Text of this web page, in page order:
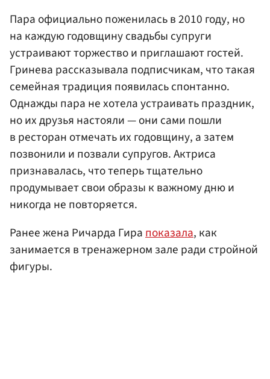
Пара официально поженилась в 2010 году, но
на каждую годовщину свадьбы супруги
устраивают торжество и приглашают гостей.
Гринева рассказывала подписчикам, что такая
семейная традиция появилась спонтанно.
Однажды пара не хотела устраивать праздник,
но их друзья настояли — они сами пошли
в ресторан отмечать их годовщину, а затем
позвонили и позвали супругов. Актриса
признавалась, что теперь тщательно
продумывает свои образы к важному дню и
никогда не повторяется.
Ранее жена Ричарда Гирапоказала, как
занимается в тренажерном зале ради стройной
фигуры.